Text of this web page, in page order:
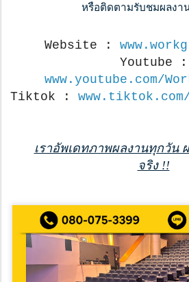
หรือติดตามรับชมผลงา
Website :
Youtube :
www.youtube.com/
Tiktok : www.tiktok.com/
เราอัพเดทภาพผลงานทุกวัน
จริง !!